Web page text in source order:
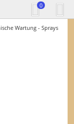
0
Wartung - Sprays